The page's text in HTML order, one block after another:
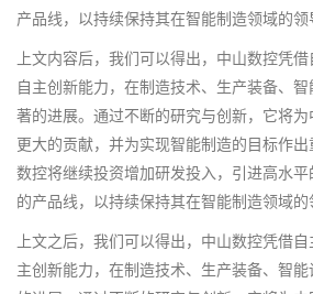
产品线，以持续保持其在智能制造领域的领
上文内容后，我们可以得出，中山数控凭
自主创新能力，在制造技术、生产装备、
著的进展。通过不断的研究与创新，它将
更大的贡献，并为实现智能制造的目标作
数控将继续投资增加研发投入，引进高水
的产品线，以持续保持其在智能制造领域的
上文之后，我们可以得出，中山数控凭借
主创新能力，在制造技术、生产装备、智